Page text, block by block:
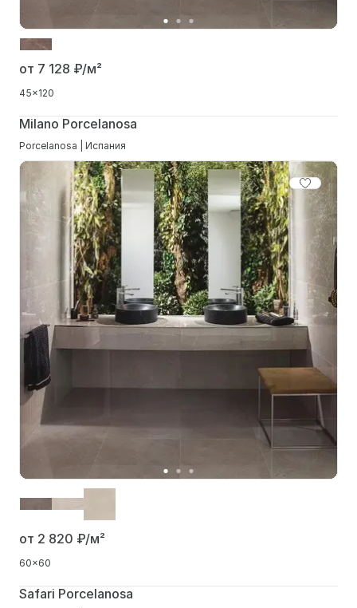
от 7 128 ₽/м²
45x120
Milano Porcelanosa
Porcelanosa | Испания
от 2 820 ₽/м²
60x60
Safari Porcelanosa